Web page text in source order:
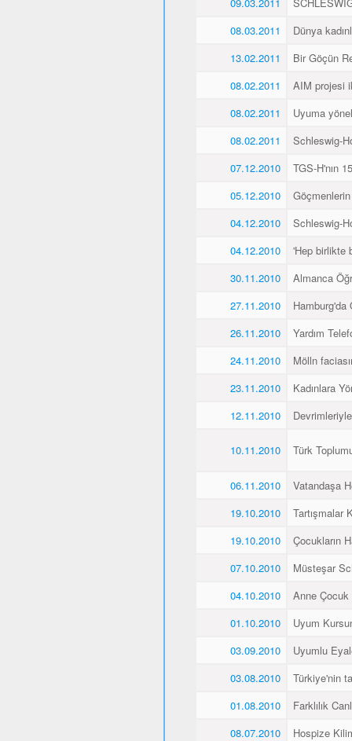
08.03.2011
Dünya
13.02.2011
Bir Göçün
08.02.2011
AIM projesi
08.02.2011
Uyuma
08.02.2011
Schleswig-
07.12.2010
TGS-H'nın
05.12.2010
04.12.2010
Schleswig-
04.12.2010
'Hep birlikte
30.11.2010
Almanca
27.11.2010
Hamburg'da
26.11.2010
Yardım
24.11.2010
Mölln
23.11.2010
Kadınlara
12.11.2010
10.11.2010 Türk
06.11.2010
Vatandaşa
19.10.2010
Tartışmalar
19.10.2010
Çocukların
07.10.2010
Müsteşar
04.10.2010
Anne
01.10.2010
Uyum
03.09.2010
Uyumlu
03.08.2010
Türkiye'nin
01.08.2010
Farklılık
08.07.2010
Hospize